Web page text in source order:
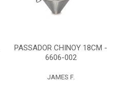
PASSADOR CHINOY 18CM -
6606-002
JAMES F.